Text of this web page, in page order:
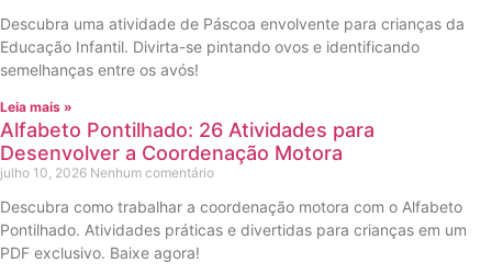
Descubra uma atividade de Páscoa envolvente para crianças da
Educação Infantil. Divirta-se pintando ovos e identificando
semelhanças entre os avós!
Leia mais »
Alfabeto Pontilhado: 26 Atividades para
Desenvolver a Coordenação Motora
julho 10, 2026 Nenhum comentário
Descubra como trabalhar a coordenação motora com o Alfabeto
Pontilhado. Atividades práticas e divertidas para crianças em um
PDF exclusivo. Baixe agora!